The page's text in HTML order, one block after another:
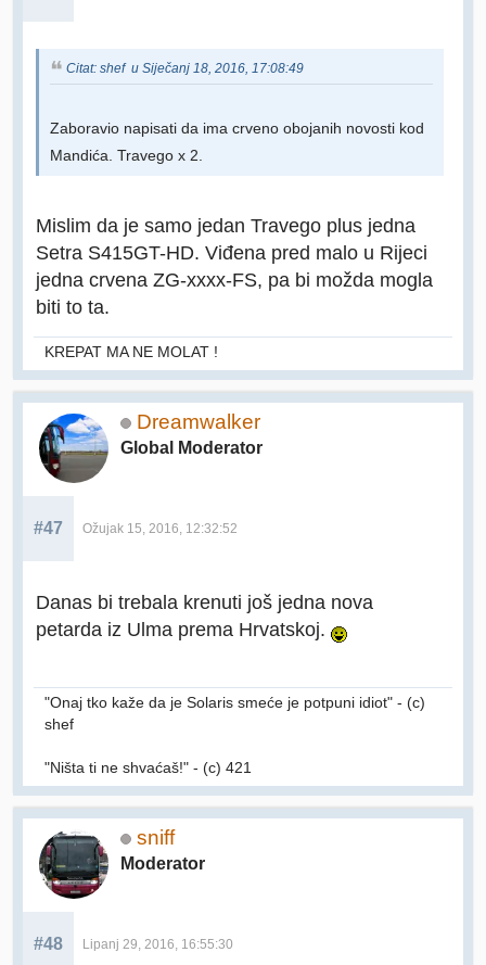
Citat: shef u Siječanj 18, 2016, 17:08:49
Zaboravio napisati da ima crveno obojanih novosti kod
Mandića. Travego x 2.
Mislim da je samo jedan Travego plus jedna
Setra S415GT-HD. Viđena pred malo u Rijeci
jedna crvena ZG-xxxx-FS, pa bi možda mogla
biti to ta.
KREPAT MA NE MOLAT !
Dreamwalker
Global Moderator
#47 Ožujak 15, 2016, 12:32:52
Danas bi trebala krenuti još jedna nova
petarda iz Ulma prema Hrvatskoj.
"Onaj tko kaže da je Solaris smeće je potpuni idiot" - (c)
shef
"Ništa ti ne shvaćaš!" - (c) 421
sniff
Moderator
#48 Lipanj 29, 2016, 16:55:30